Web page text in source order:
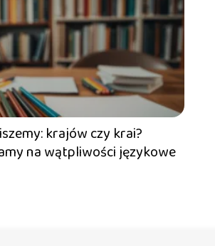
krajów czy krai?
na wątpliwości językowe